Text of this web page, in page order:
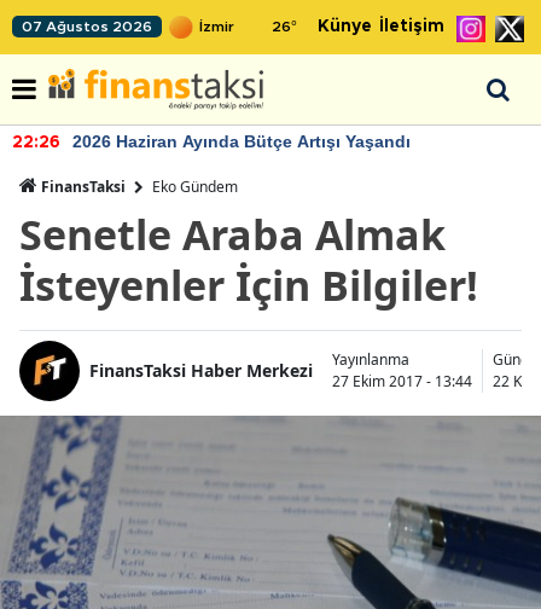
07 Ağustos 2026 26° Künye İletişim
22:26 2026 Haziran Ayında Bütçe Artışı Yaşandı
FinansTaksi Eko Gündem
Senetle Araba Almak
İsteyenler İçin Bilgiler!
FinansTaksi Haber Merkezi
Yayınlanma
27 Ekim 2017 - 13:44
22